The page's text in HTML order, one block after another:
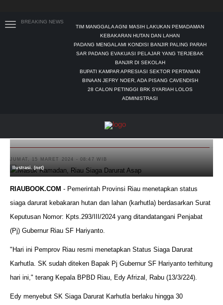
BREAKING NEWS
TIM MANGGALA AGNI MASIH LAKUKAN PEMADAMAN
KEBAKARAN HUTAN DAN LAHAN
PADANG MENGALAMI KONDISI BANJIR PALING PARAH
SAR PADANG EVAKUASI PELAJAR YANG TERJEBAK
BANJIR DI SEKOLAH
BUPATI KAMPAR APRESIASI SEKTOR PERTANIAN
BINAAN JEFRY NOER, ADA PISANG CAVENDISH
28 CALON PETINGGI BRK SYARIAH LOLOS
ADMINISTRASI
JUMAT, 15 MARET 2024 - 08:47 WIB
Ilustrasi. (net)
RIAUBOOK.COM - Pemerintah Provinsi Riau menetapkan status
siaga darurat kebakaran hutan dan lahan (karhutla) berdasarkan Surat
Keputusan Nomor: Kpts.293/III/2024 yang ditandatangani Penjabat
(Pj) Gubernur Riau SF Hariyanto.
"Hari ini Pemprov Riau resmi menetapkan Status Siaga Darurat
Karhutla. SK sudah diteken Bapak Pj Gubernur SF Hariyanto terhitung
hari ini," terang Kepala BPBD Riau, Edy Afrizal, Rabu (13/3/224).
Edy menyebut SK Siaga Darurat Karhutla berlaku hingga 30